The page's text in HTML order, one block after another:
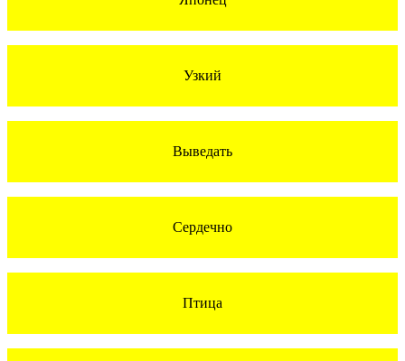
Узкий
Выведать
Сердечно
Птица